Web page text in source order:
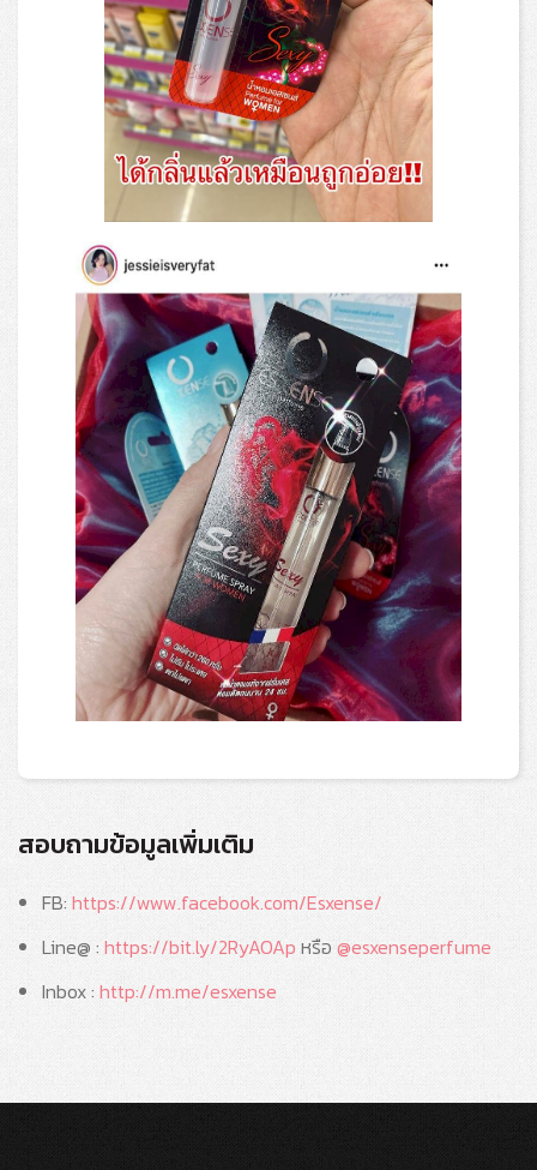
สอบถามข้อมูลเพิ่มเติม
FB: https://www.facebook.com/Esxense/
Line@ : https://bit.ly/2RyAOAp หรือ @esxenseperfume
Inbox : http://m.me/esxense